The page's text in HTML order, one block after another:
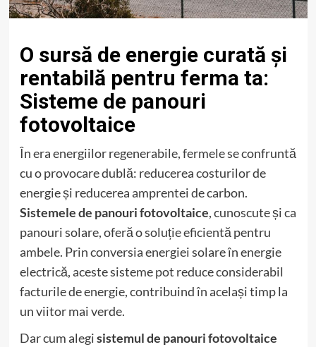
O sursă de energie curată și
rentabilă pentru ferma ta:
Sisteme de panouri
fotovoltaice
În era energiilor regenerabile, fermele se confruntă
cu o provocare dublă: reducerea costurilor de
energie și reducerea amprentei de carbon.
Sistemele de panouri fotovoltaice, cunoscute și ca
panouri solare, oferă o soluție eficientă pentru
ambele. Prin conversia energiei solare în energie
electrică, aceste sisteme pot reduce considerabil
facturile de energie, contribuind în același timp la
un viitor mai verde.
Dar cum alegisistemul de panouri fotovoltaice